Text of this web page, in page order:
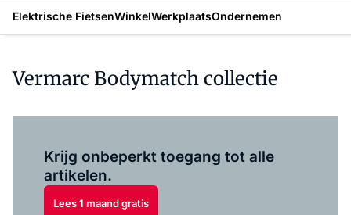
Elektrische FietsenWinkelWerkplaatsOndernemen
Vermarc Bodymatch collectie
Krijg onbeperkt toegang tot alle
artikelen.
Lees 1 maand gratis